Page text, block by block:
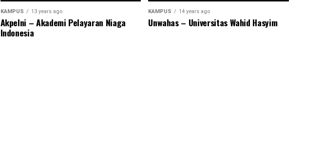
KAMPUS 13 years ago
Akpelni – Akademi Pelayaran Niaga
Indonesia
KAMPUS 14 years ago
Unwahas – Universitas Wahid Hasyim